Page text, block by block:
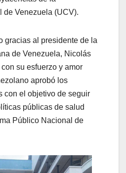
de Venezuela (UCV).
gracias al presidente de la
de Venezuela, Nicolás
su esfuerzo y amor
aprobó los
con el objetivo de seguir
públicas de salud
Público Nacional de